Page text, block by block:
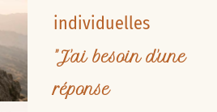
individuelles
"J'ai besoin d'une
réponse